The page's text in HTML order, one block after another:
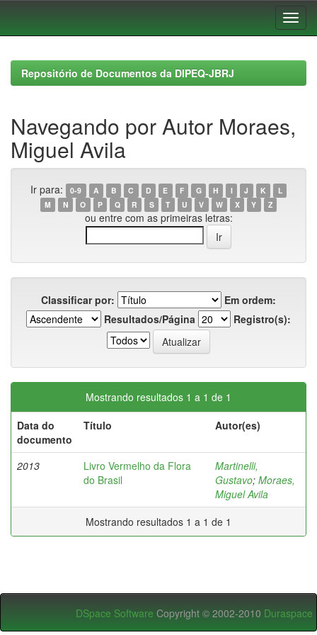
navigationRepositório de Documentos da DIPEQ-JBRJ
Navegando por Autor Moraes,
Miguel Avila
Ir para: 0-9 A B C D E F G H I J K
L
M
N O P Q R S T U V W X Y Z
ou entre com as primeiras letras:
Classificar por:
Em ordem:
Resultados/Página
Registro(s):
Mostrando resultados 1 a 1 de 1
Data do
documento
Título Autor(es)
2013
Livro Vermelho da Flora
do Brasil
Martinelli,
Gustavo; Moraes,
Miguel Avila
Mostrando resultados 1 a 1 de 1
DSpace Software Copyright © 2002-2010 Duraspace